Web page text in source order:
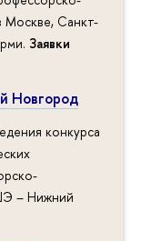
Москве, Санкт-
Заявки
Новгород
конкурса
– Нижний